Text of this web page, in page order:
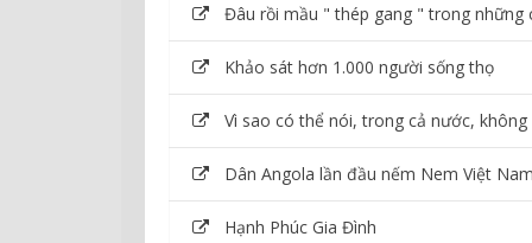
Đâu rồi mầu " thép gang " trong những
Khảo sát hơn 1.000 người sống thọ
Vì sao có thể nói, trong cả nước,
Dân Angola lần đầu nếm Nem Việt
Hạnh Phúc Gia Đình